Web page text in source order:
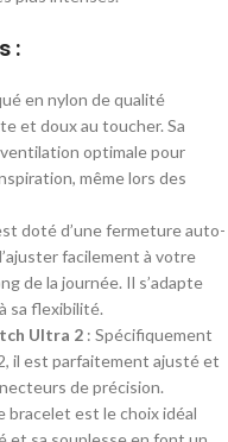
:
en nylon de qualité
et doux au toucher. Sa
optimale pour
même lors des
doté d’une fermeture auto-
facilement à votre
de la journée. Il s’adapte
sa flexibilité.
Ultra 2 : Spécifiquement
il est parfaitement ajusté et
de précision.
bracelet est le choix idéal